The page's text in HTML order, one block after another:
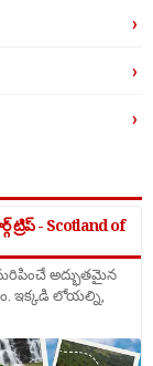
›
›
›
ట్రిప్ - Scotland of
అద్భుతమైన
ఇక్కడి లోయల్ని,